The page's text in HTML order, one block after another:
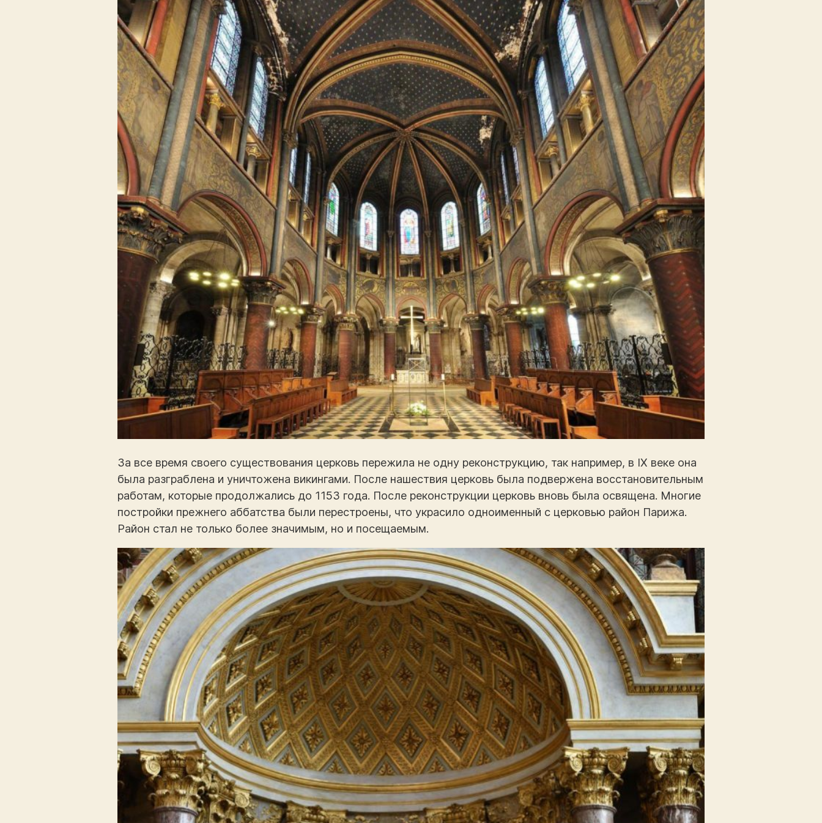
За все время своего существования церковь пережила не одну реконструкцию, так например, в IX веке она
была разграблена и уничтожена викингами. После нашествия церковь была подвержена восстановительным
работам, которые продолжались до 1153 года. После реконструкции церковь вновь была освящена. Многие
постройки прежнего аббатства были перестроены, что украсило одноименный с церковью район Парижа.
Район стал не только более значимым, но и посещаемым.